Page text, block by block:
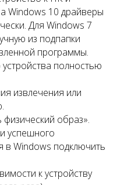
Windows 10 драйверы
Для Windows 7
из подпапки
программы.
устройства полностью
извлечения или
образ».
успешного
в Windows подключить
к устройству